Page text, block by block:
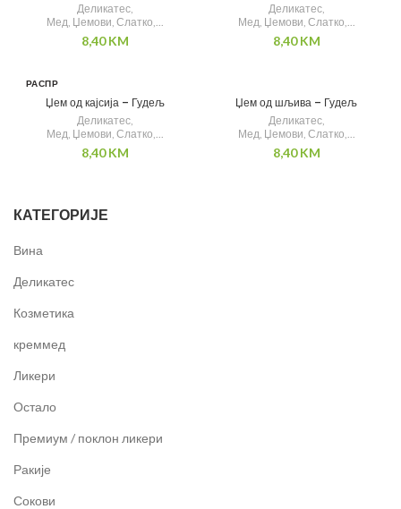
КАТЕГОРИЈЕ
Вина
Деликатес
Козметика
креммед
Ликери
Остало
Премиум / поклон ликери
Ракије
Сокови
Деликатес,
Мед, Џемови, Слатко,...
8,40KM
Деликатес,
Мед, Џемови, Слатко,...
8,40KM
РАСПР
Џем од кајсија – Гудељ
Деликатес,
Мед, Џемови, Слатко,...
8,40KM
Џем од шљива – Гудељ
Деликатес,
Мед, Џемови, Слатко,...
8,40KM